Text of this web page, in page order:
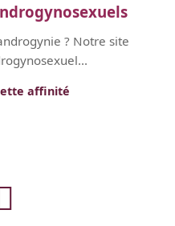
? Notre site
affinité